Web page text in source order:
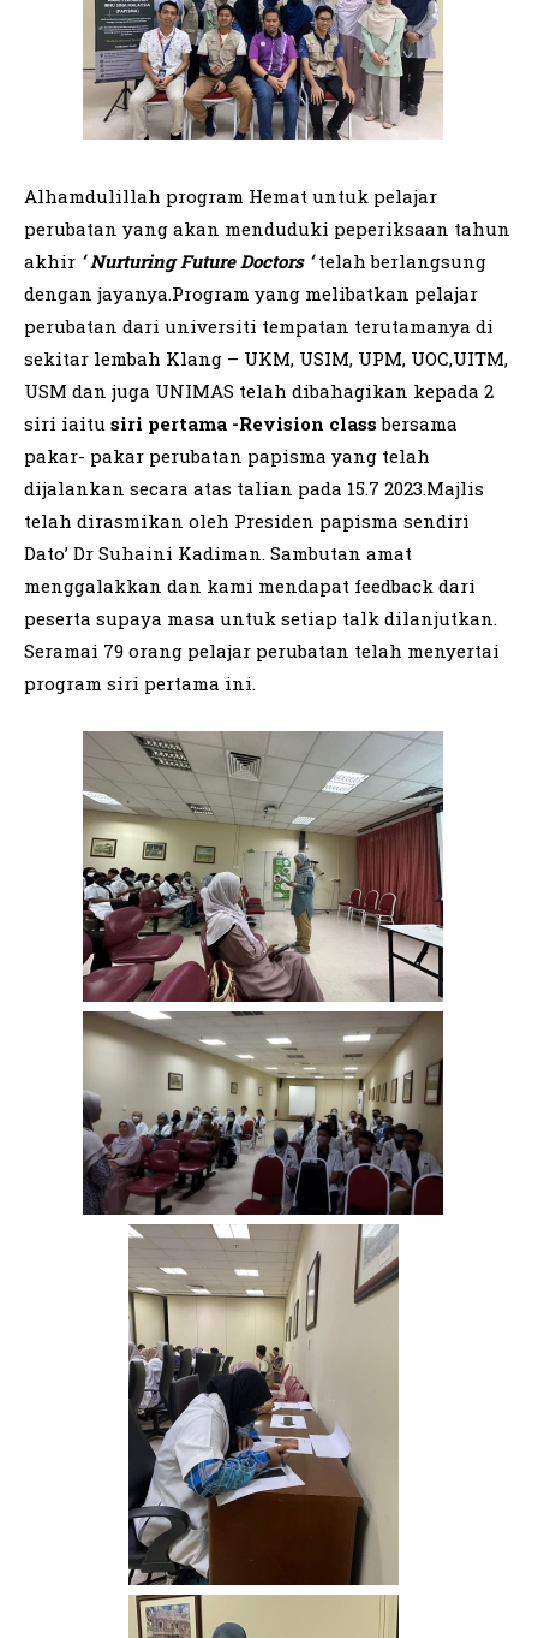
Alhamdulillah program Hemat untuk pelajar
perubatan yang akan menduduki peperiksaan tahun
akhir ‘ Nurturing Future Doctors ‘ telah berlangsung
dengan jayanya.Program yang melibatkan pelajar
perubatan dari universiti tempatan terutamanya di
sekitar lembah Klang – UKM, USIM, UPM, UOC,UITM,
USM dan juga UNIMAS telah dibahagikan kepada 2
siri iaitu siri pertama -Revision class bersama
pakar- pakar perubatan papisma yang telah
dijalankan secara atas talian pada 15.7 2023.Majlis
telah dirasmikan oleh Presiden papisma sendiri
Dato’ Dr Suhaini Kadiman. Sambutan amat
menggalakkan dan kami mendapat feedback dari
peserta supaya masa untuk setiap talk dilanjutkan.
Seramai 79 orang pelajar perubatan telah menyertai
program siri pertama ini.